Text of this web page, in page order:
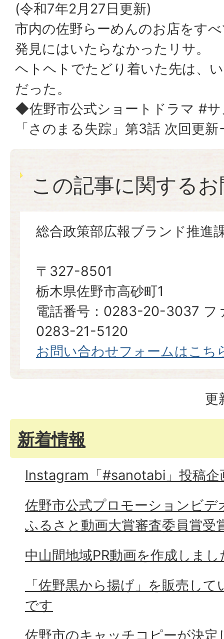
(令和7年2月27日更新)
市内の佐野らーめんのお店をす
発見にはいたらなかったリサ。
ヘトヘトでたどり着いた先は、
だった。
◆佐野市公式ショートドラマ #
「さのまる失踪」第3話 次回更
この記事に関する
総合政策部広報ブランド推進
〒327-8501
栃木県佐野市高砂町1
電話番号：0283-20-3037 フ
0283-21-5120
お問い合わせフォームはこち
更
新着情報
Instagram「#sanotabi」投稿企
佐野市公式プロモーションビ
ふるさと動画大賞審査委員賞受
中山間地域PR動画を作成しまし
「佐野黒から揚げ」を販売し
です
佐野市のキャッチコピーが決定